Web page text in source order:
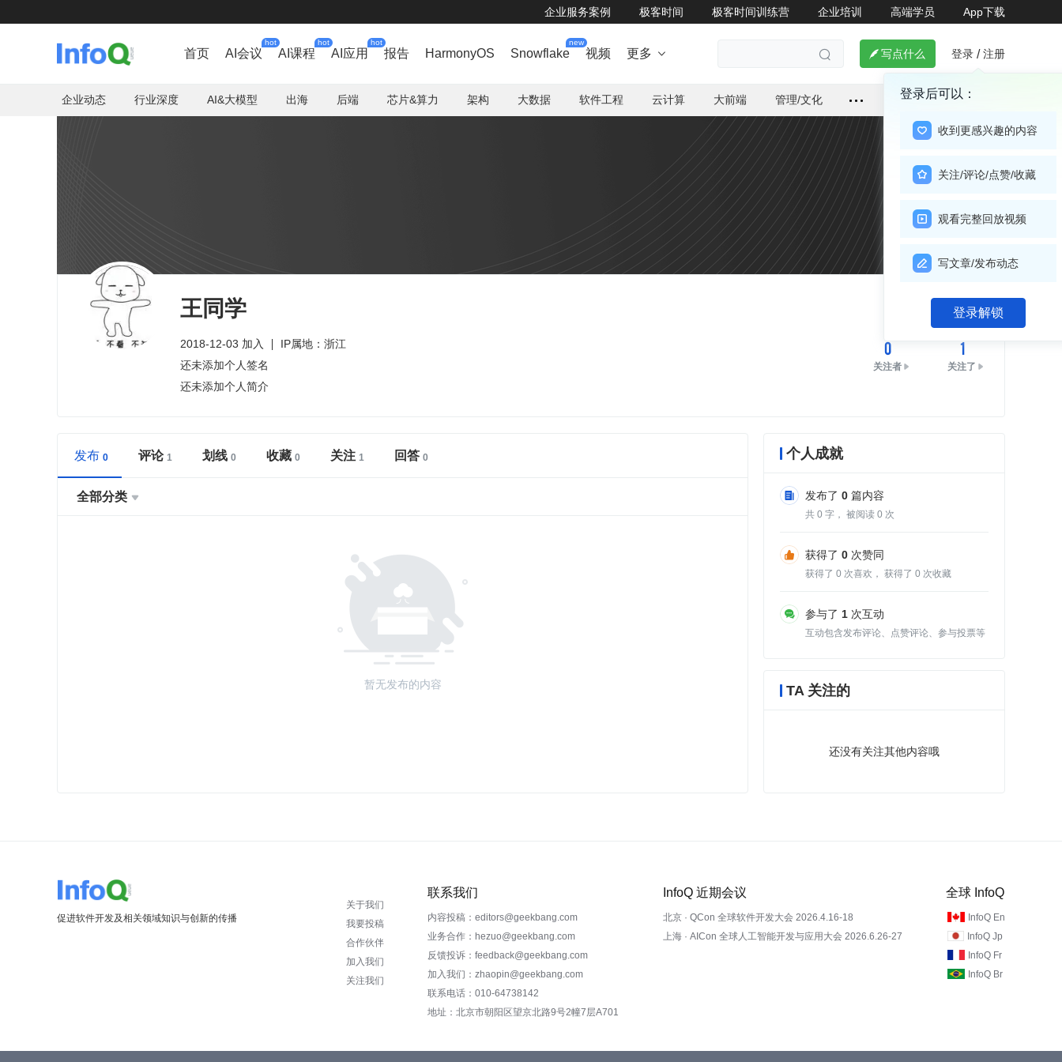
企业服务案例 极客时间 极客时间训练营 企业培训 高端学员 App下载
首页 AI会议
hot
AI课程
hot
AI应用
hot
报告 HarmonyOS Snowflake
new
视频 更多    写点什么 登录 / 注册
登录后可以：
收到更感兴趣的内容
关注/评论/点赞/收藏
观看完整回放视频
写文章/发布动态
登录解锁
企业动态 行业深度 AI&大模型 出海 后端 芯片&算力 架构 大数据 软件工程 云计算 大前端 管理/文化
王同学
2018-12-03 加入
IP属地：浙江
还未添加个人签名
还未添加个人简介
关注
0
关注者
1
关注了
发布 评论 划线 收藏 关注 回答
全部分类 
暂无发布的内容
个人成就
发布了 0 篇内容
共 0 字， 被阅读 0 次
获得了 0 次赞同
获得了 0 次喜欢， 获得了 0 次收藏
参与了 1 次互动
互动包含发布评论、点赞评论、参与投票等
TA 关注的
还没有关注其他内容哦
促进软件开发及相关领域知识与创新的传播
关于我们
我要投稿
合作伙伴
加入我们
关注我们
联系我们
内容投稿：editors@geekbang.com
业务合作：hezuo@geekbang.com
反馈投诉：feedback@geekbang.com
加入我们：zhaopin@geekbang.com
联系电话：010-64738142
地址：北京市朝阳区望京北路9号2幢7层A701
InfoQ 近期会议
北京 · QCon 全球软件开发大会 2026.4.16-18
上海 · AICon 全球人工智能开发与应用大会 2026.6.26-27
全球 InfoQ
InfoQ En
InfoQ Jp
InfoQ Fr
InfoQ Br